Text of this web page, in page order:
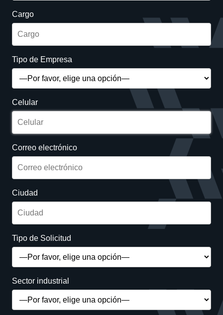
Cargo
Tipo de Empresa
Celular
Correo electrónico
Ciudad
Tipo de Solicitud
Sector industrial